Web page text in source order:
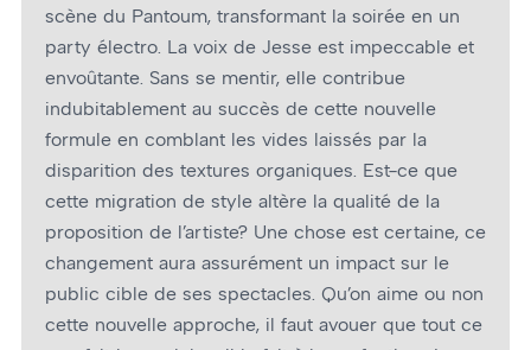
scène du Pantoum, transformant la soirée en un
party électro. La voix de Jesse est impeccable et
envoûtante. Sans se mentir, elle contribue
indubitablement au succès de cette nouvelle
formule en comblant les vides laissés par la
disparition des textures organiques. Est-ce que
cette migration de style altère la qualité de la
proposition de l’artiste? Une chose est certaine, ce
changement aura assurément un impact sur le
public cible de ses spectacles. Qu’on aime ou non
cette nouvelle approche, il faut avouer que tout ce